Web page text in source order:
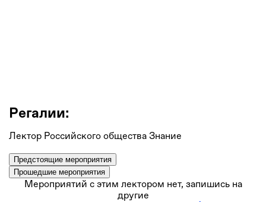
Регалии:
Лектор Российского общества Знание
Предстоящие мероприятия
Прошедшие мероприятия
Мероприятий с этим лектором нет, запишись на
другие